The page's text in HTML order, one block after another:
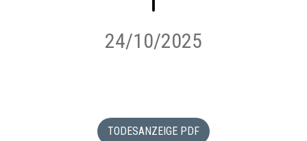
24/10/2025
TODESANZEIGE PDF